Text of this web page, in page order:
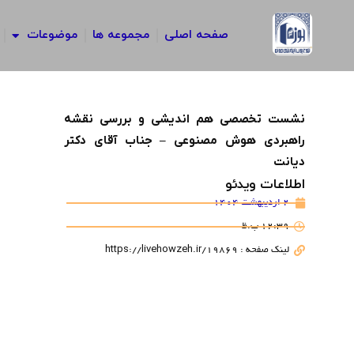
صفحه اصلی مجموعه ها موضوعات
نشست تخصصی هم اندیشی و بررسی نقشه
راهبردی هوش مصنوعی – جناب آقای دکتر
دیانت
اطلاعات ویدئو
2 اردیبهشت 1404
12:39 ب.ظ
لینک صفحه : https://livehowzeh.ir/19869